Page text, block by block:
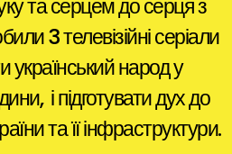
та серцем до серця з
3 телевізійні серіали
український народ у
і підготувати дух до
та її інфраструктури.